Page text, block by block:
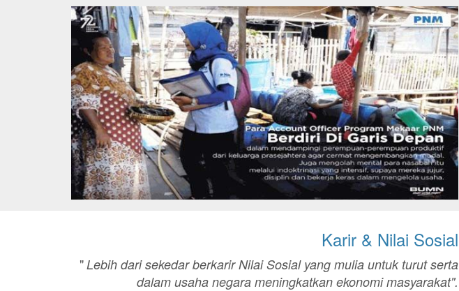
Karir & Nilai Sosial
"Lebih dari sekedar berkarir Nilai Sosial yang mulia untuk turut serta
dalam usaha negara meningkatkan ekonomi masyarakat".